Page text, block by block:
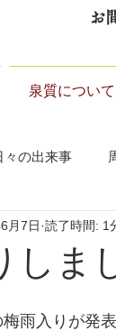
お
泉質について
々の出来事
しま
月7日 読了時間: 1
雨入りが発表